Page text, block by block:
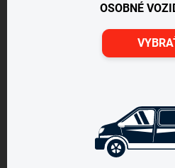
OSOBNÉ